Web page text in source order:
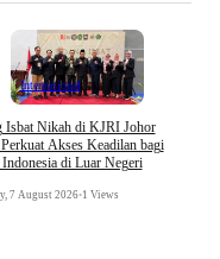
Internasional
Isbat Nikah di KJRI Johor
Akses Keadilan bagi
Indonesia di Luar Negeri
7 August 2026•1 Views